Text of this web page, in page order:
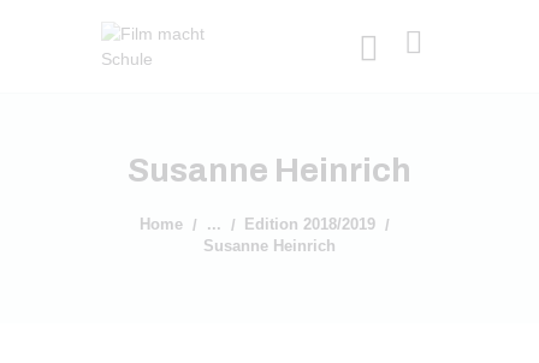
Susanne Heinrich
Home ...
Edition 2018/2019
Susanne Heinrich